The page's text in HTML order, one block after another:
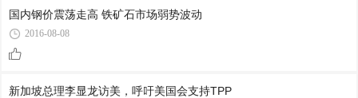
国内钢价震荡走高 铁矿石市场弱势波动
2016-08-08
新加坡总理李显龙访美，呼吁美国会支持TPP